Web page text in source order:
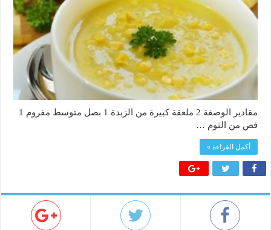
مقادير الوصفة 2 ملعقة كبيرة من الزبدة 1 بصل متوسط مفروم 1
فص من الثوم …
أكمل القراءة »